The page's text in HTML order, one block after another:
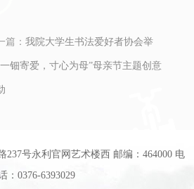
篇： 我院大学生书法爱好者协会举
钿寄爱，寸心为母”母亲节主题创意
237号永利官网艺术楼西 邮编：464000 电
：0376-6393029